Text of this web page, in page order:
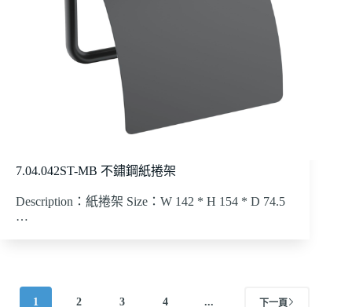
7.04.042ST-MB 不鏽鋼紙捲架
Description：紙捲架 Size：W 142 * H 154 * D 74.5
…
1 2 3 4 ... 下一頁